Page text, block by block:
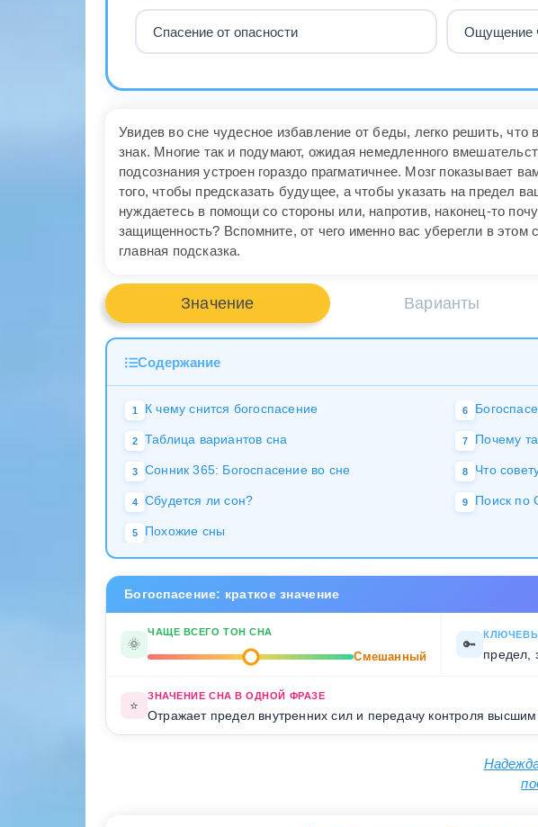
Спасение от опасности Ощущение
Увидев во сне чудесное избавление от беды, легко решить,
знак. Многие так и подумают, ожидая немедленного
подсознания устроен гораздо прагматичнее. Мозг показывает
того, чтобы предсказать будущее, а чтобы указать на предел
нуждаетесь в помощи со стороны или, напротив, наконец-то
защищенность? Вспомните, от чего именно вас уберегли в этом
главная подсказка.
Значение Варианты
Содержание
1 К чему снится богоспасение
2 Таблица вариантов сна
3 Сонник 365: Богоспасение во сне
4 Сбудется ли сон?
5 Похожие сны
6
7 Почему
8 Что
9 Поиск по
Богоспасение: краткое значение
🌞
ЧАЩЕ ВСЕГО ТОН СНА
Смешанный
🔑
предел,
⭐
ЗНАЧЕНИЕ СНА В ОДНОЙ ФРАЗЕ
Отражает предел внутренних сил и передачу контроля